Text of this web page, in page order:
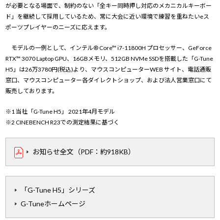
が必要となる場面で、制約のない「全キー同時押し対応のメカニカルキーボー
ド」を継続して採用しているため、常に大会に近い環境で練習を重ねたいeス
ポーツプレイヤーのニーズに応えます。
モデルの一例として、インテル® Core™ i7-11800H プロセッサー、GeForce
RTX™ 3070 Laptop GPU、16GBメモリ、512GB NVMe SSDを搭載した「G-Tune
H5」は26万3780円(税込)より、マウスコンピューターWEB サイト、電話通販
窓口、マウスコンピューター各ダイレクトショップ、および法人営業窓口にて
販売しております。
※1 当社「G-Tune H5」 2021年4月モデル
※2 CINEBENCH R23での測定結果に基づく
お知らせ全文（PDF：約918KB）
「G-Tune H5」シリーズ
G-Tuneホームページ